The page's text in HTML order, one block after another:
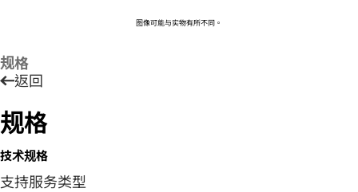
图像可能与实物有所不同。
规格
返回
规格
技术规格
支持服务类型